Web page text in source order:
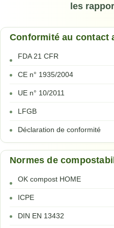
les
Conformité au contact
FDA 21 CFR
CE n° 1935/2004
UE n° 10/2011
LFGB
Déclaration de conformité
Normes de
OK compost HOME
ICPE
DIN EN 13432